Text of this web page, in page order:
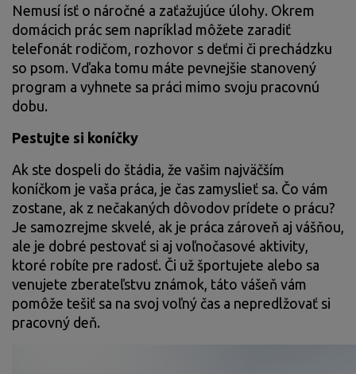
Nemusí ísť o náročné a zaťažujúce úlohy. Okrem
domácich prác sem napríklad môžete zaradiť
telefonát rodičom, rozhovor s deťmi či prechádzku
so psom. Vďaka tomu máte pevnejšie stanovený
program a vyhnete sa práci mimo svoju pracovnú
dobu.
Pestujte si koníčky
Ak ste dospeli do štádia, že vašim najväčším
koníčkom je vaša práca, je čas zamyslieť sa. Čo vám
zostane, ak z nečakaných dôvodov prídete o prácu?
Je samozrejme skvelé, ak je práca zároveň aj vášňou,
ale je dobré pestovať si aj voľnočasové aktivity,
ktoré robíte pre radosť. Či už športujete alebo sa
venujete zberateľstvu známok, táto vášeň vám
pomôže tešiť sa na svoj voľný čas a nepredlžovať si
pracovný deň.